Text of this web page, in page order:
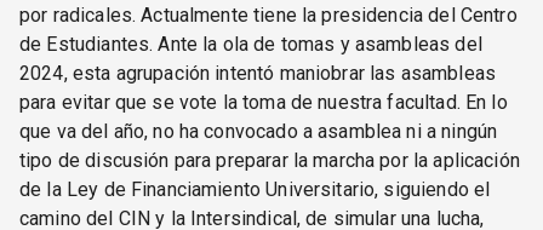
por radicales. Actualmente tiene la presidencia del Centro
de Estudiantes. Ante la ola de tomas y asambleas del
2024, esta agrupación intentó maniobrar las asambleas
para evitar que se vote la toma de nuestra facultad. En lo
que va del año, no ha convocado a asamblea ni a ningún
tipo de discusión para preparar la marcha por la aplicación
de la Ley de Financiamiento Universitario, siguiendo el
camino del CIN y la Intersindical, de simular una lucha,